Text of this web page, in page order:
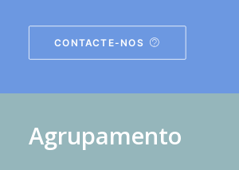
CONTACTE-NOS
Agrupamento